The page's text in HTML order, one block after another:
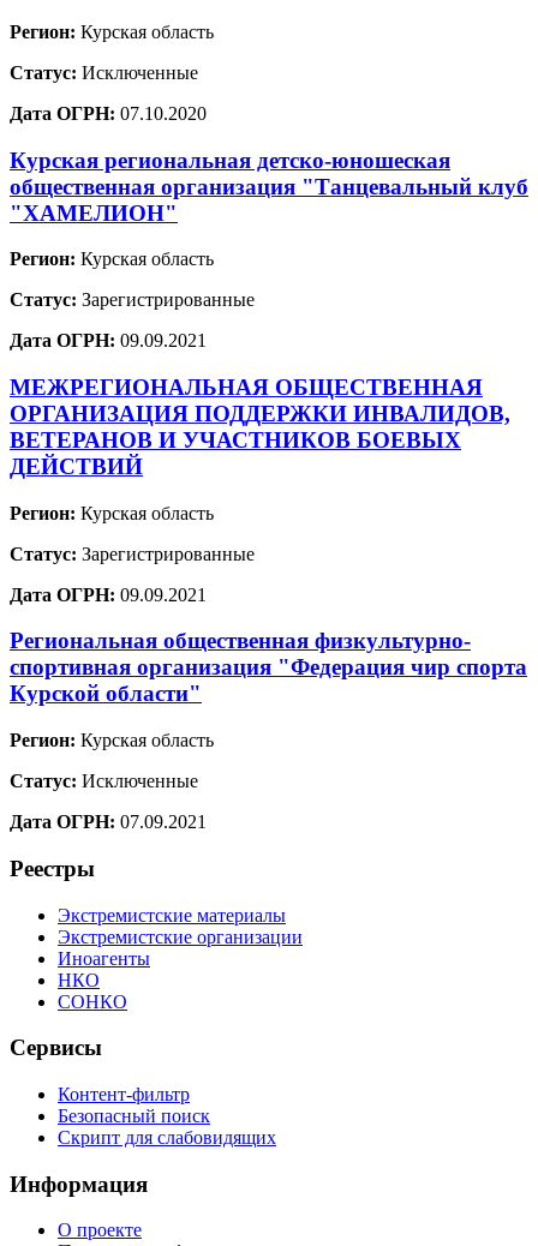
Регион: Курская область
Статус: Исключенные
Дата ОГРН: 07.10.2020
Курская региональная детско-юношеская
общественная организация "Танцевальный клуб
"ХАМЕЛИОН"
Регион: Курская область
Статус: Зарегистрированные
Дата ОГРН: 09.09.2021
МЕЖРЕГИОНАЛЬНАЯ ОБЩЕСТВЕННАЯ
ОРГАНИЗАЦИЯ ПОДДЕРЖКИ ИНВАЛИДОВ,
ВЕТЕРАНОВ И УЧАСТНИКОВ БОЕВЫХ
ДЕЙСТВИЙ
Регион: Курская область
Статус: Зарегистрированные
Дата ОГРН: 09.09.2021
Региональная общественная физкультурно-
спортивная организация "Федерация чир спорта
Курской области"
Регион: Курская область
Статус: Исключенные
Дата ОГРН: 07.09.2021
Реестры
Экстремистские материалы
Экстремистские организации
Иноагенты
НКО
СОНКО
Сервисы
Контент-фильтр
Безопасный поиск
Скрипт для слабовидящих
Информация
О проекте